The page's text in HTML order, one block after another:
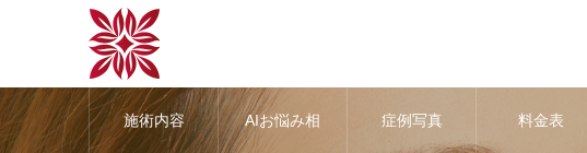
施術内容 AIお悩み相 症例写真 料金表